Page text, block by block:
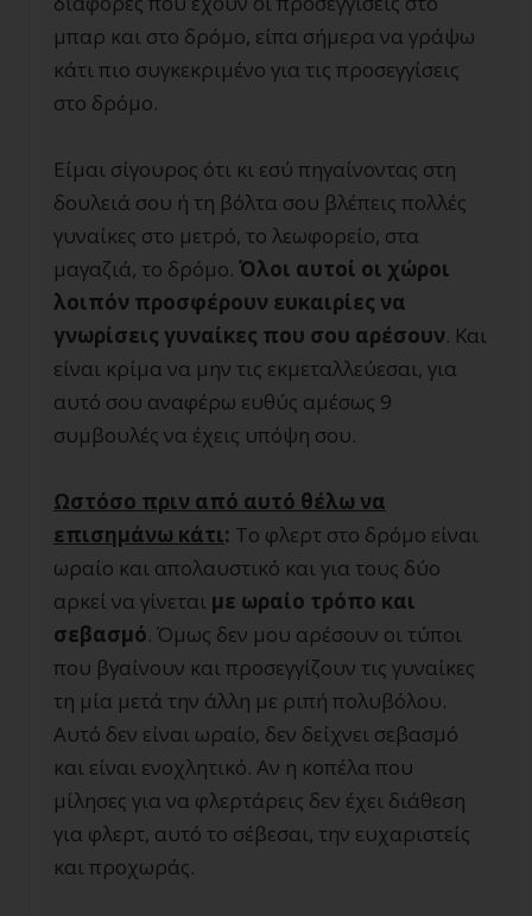
μπαρ και στο δρόμο, είπα σήμερα να γράψω
κάτι πιο συγκεκριμένο για τις προσεγγίσεις
στο δρόμο.
Είμαι σίγουρος ότι κι εσύ πηγαίνοντας στη
δουλειά σου ή τη βόλτα σου βλέπεις πολλές
γυναίκες στο μετρό, το λεωφορείο, στα
μαγαζιά, το δρόμο. Όλοι αυτοί οι χώροι
λοιπόν προσφέρουν ευκαιρίες να
γνωρίσεις γυναίκες που σου αρέσουν. Και
είναι κρίμα να μην τις εκμεταλλεύεσαι, για
αυτό σου αναφέρω ευθύς αμέσως 9
συμβουλές να έχεις υπόψη σου.
Ωστόσο πριν από αυτό θέλω να
επισημάνω κάτι: Το φλερτ στο δρόμο είναι
ωραίο και απολαυστικό και για τους δύο
αρκεί να γίνεται με ωραίο τρόπο και
σεβασμό. Όμως δεν μου αρέσουν οι τύποι
που βγαίνουν και προσεγγίζουν τις γυναίκες
τη μία μετά την άλλη με ριπή πολυβόλου.
Αυτό δεν είναι ωραίο, δεν δείχνει σεβασμό
και είναι ενοχλητικό. Αν η κοπέλα που
μίλησες για να φλερτάρεις δεν έχει διάθεση
για φλερτ, αυτό το σέβεσαι, την ευχαριστείς
και προχωράς.